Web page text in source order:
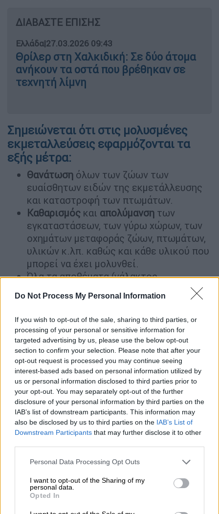
Do Not Process My Personal Information
If you wish to opt-out of the sale, sharing to third parties, or
processing of your personal or sensitive information for
targeted advertising by us, please use the below opt-out
section to confirm your selection. Please note that after your
opt-out request is processed you may continue seeing
interest-based ads based on personal information utilized by
us or personal information disclosed to third parties prior to
your opt-out. You may separately opt-out of the further
disclosure of your personal information by third parties on the
IAB’s list of downstream participants. This information may
also be disclosed by us to third parties on the IAB’s List of
Downstream Participants that may further disclose it to other
Please note that this website/app uses one or more Google
not limited to your visit or usage behaviour. You may click to
grant or deny consent to Google and its third-party tags to
use your data for below specified purposes in below Google
consent section.
Personal Data Processing Opt Outs
I want to opt-out of the Sharing of my
personal data.
Opted In
ΔΙΑΒΑΣΤΕ ΕΠΙΣΗΣ
Ελλάδα|27.03.2026 09:43
Θρίλερ στη Χαλκιδική: Σε δύο άτομα
ανήκουν τα οστά που βρέθηκαν σε
τεχνητή λίμνη
Σημειώνεται ότι στις μολυσμένες
εκμεταλλεύσεις εφαρμόζονται τα
εξής μέτρα:
Θανάτωση όλων των ζώων των
ευαίσθητων ειδών της εκμετάλλευσης
και καταστροφή των πτωμάτων.
Καθαρισμός και απολύμανση των
εγκαταστάσεων, των γύρω χώρων, των
οχημάτων μεταφοράς ζώων, πτωμάτων,
υλικών κ.λπ. καθώς και κάθε υλικού που
μπορεί να έχει μολυνθεί.
Όλα τα αποθέματα (γάλακτος,
γαλακτοκομικών προϊόντων, κρέατος,
προϊόντων με βάση το κρέας, σφαγίων,
σπέρματος, εμβρύων, ωαρίων, προβιών
και δερμάτων, ερίου, κόπρου, υγρής
κόπρου, στρωμνής καθώς και
ζωοτροφών) στην εκμετάλλευση
απομονώνονται ή υποβάλλονται σε
επεξεργασία καταστροφής του
αφθώδους πυρετού.
Παράλληλα, γύρω από τις μολυσμένες
εκμεταλλεύσεις έχει οριστεί ζώνη
προστασίας 3 χιλιομέτρων στην οποία
, όλων των εκμεταλλεύσεων
που έχουν ζώα ευαίσθητων ειδών,
καθώς και απογραφή όλων των ζώων